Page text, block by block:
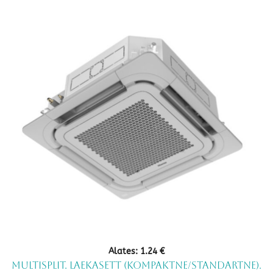
Alates: 1.24 €
Multisplit. laekasett (Kompaktne/standartne).